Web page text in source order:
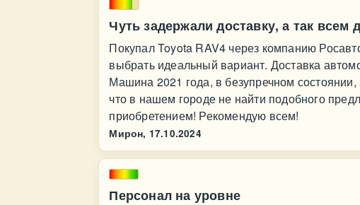
Чуть задержали доставку, а так всем
Покупал Toyota RAV4 через компанию
выбрать идеальный вариант. Доставка
Машина 2021 года, в безупречном
что в нашем городе не найти подобного
приобретением! Рекомендую всем!
Мирон, 17.10.2024
Персонал на уровне